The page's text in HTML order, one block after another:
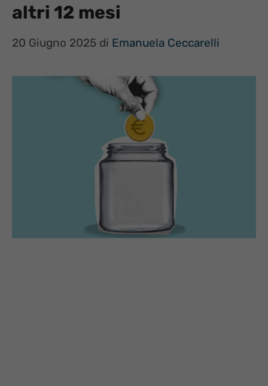
altri 12 mesi
20 Giugno 2025 di Emanuela Ceccarelli